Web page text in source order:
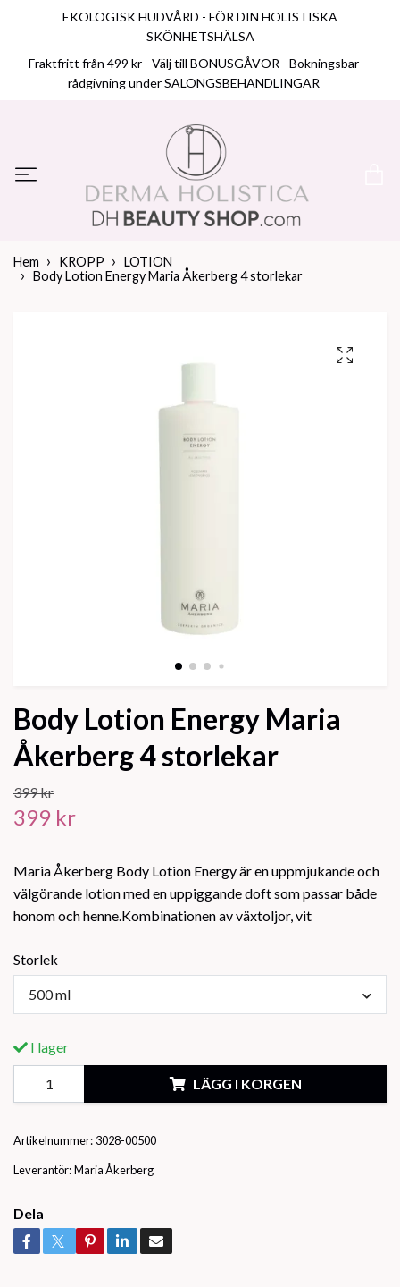
EKOLOGISK HUDVÅRD - FÖR DIN HOLISTISKA
SKÖNHETSHÄLSA
Fraktfritt från 499 kr - Välj till BONUSGÅVOR - Bokningsbar
rådgivning under SALONGSBEHANDLINGAR
Hem KROPP
LOTION
Body Lotion Energy Maria Åkerberg 4 storlekar
Body Lotion Energy Maria
Åkerberg 4 storlekar
399 kr
399 kr
Maria Åkerberg Body Lotion Energy är en uppmjukande och
välgörande lotion med en uppiggande doft som passar både
honom och henne.Kombinationen av växtoljor, vit
Storlek
500 ml
I lager
LÄGG I KORGEN
Artikelnummer: 3028-00500
Leverantör:Maria Åkerberg
Dela